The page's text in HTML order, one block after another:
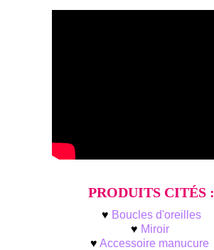
PRODUITS CITÉS :
♥ Boucles d'oreilles
♥ Miroir
♥Accessoire manucure